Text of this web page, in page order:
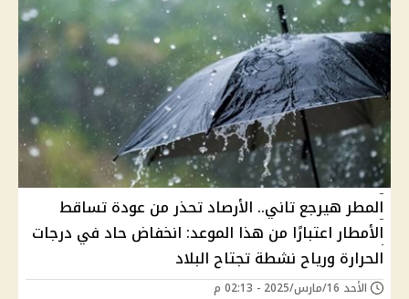
المطر هيرجع تاني.. الأرصاد تحذر من عودة تساقط
الأمطار اعتبارًا من هذا الموعد: انخفاض حاد في درجات
الحرارة ورياح نشطة تجتاح البلاد
الأحد 16/مارس/2025 - 02:13 م